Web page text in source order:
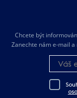
Chcete být
Zanechte nám e-mail